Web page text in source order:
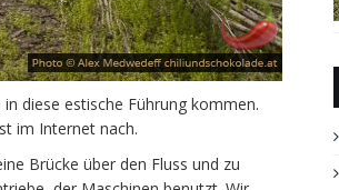
diese estische Führung kommen.
im Internet nach.
Brücke über den Fluss und zu